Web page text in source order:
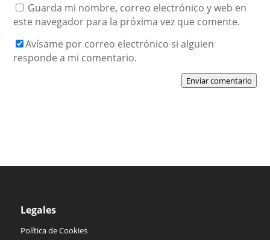
Guarda mi nombre, correo electrónico y web en
este navegador para la próxima vez que comente.
Avísame por correo electrónico si alguien
responde a mi comentario.
Enviar comentario
Legales
Política de Cookies